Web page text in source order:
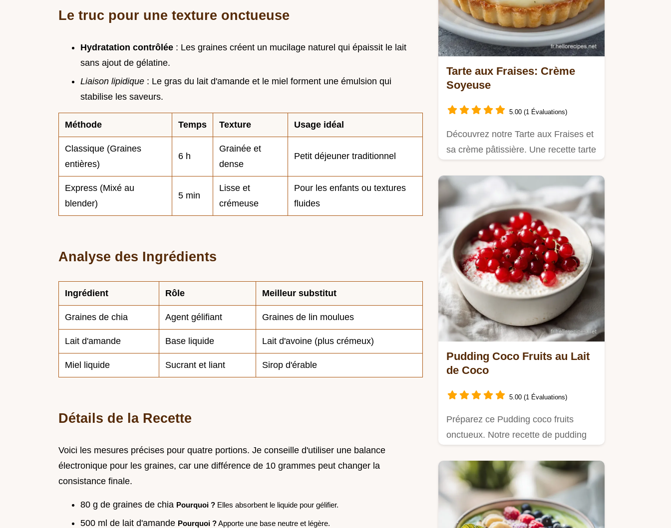
Le truc pour une texture onctueuse
Hydratation contrôlée : Les graines créent un mucilage naturel qui épaissit le lait
sans ajout de gélatine.
Liaison lipidique : Le gras du lait d'amande et le miel forment une émulsion qui
stabilise les saveurs.
Méthode Temps Texture Usage idéal
Classique (Graines
entières)
6 h
Grainée et
dense
Petit déjeuner traditionnel
Express (Mixé au
blender)
5 min
Lisse et
crémeuse
Pour les enfants ou textures
fluides
Analyse des Ingrédients
Ingrédient Rôle Meilleur substitut
Graines de chia Agent gélifiant Graines de lin moulues
Lait d'amande Base liquide Lait d'avoine (plus crémeux)
Miel liquide Sucrant et liant Sirop d'érable
Détails de la Recette
Voici les mesures précises pour quatre portions. Je conseille d'utiliser une balance
électronique pour les graines, car une différence de 10 grammes peut changer la
consistance finale.
80 g de graines de chia Pourquoi ? Elles absorbent le liquide pour gélifier.
500 ml de lait d'amande Pourquoi ?Apporte une base neutre et légère.
Tarte aux Fraises: Crème
Soyeuse
5.00 (1 Évaluations)
Découvrez notre Tarte aux Fraises et
sa crème pâtissière. Une recette tarte
Pudding Coco Fruits au Lait
de Coco
5.00 (1 Évaluations)
Préparez ce Pudding coco fruits
onctueux. Notre recette de pudding